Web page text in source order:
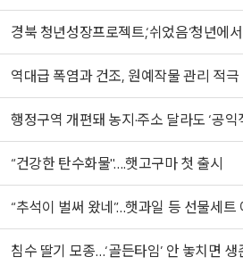
경북 청년성장프로젝트,‘쉬었음’청년에
역대급 폭염과 건조, 원예작물 관리 적
행정구역 개편돼 농지·주소 달라도 ‘공익
“건강한 탄수화물"….햇고구마 첫 출시
“추석이 벌써 왔네”…햇과일 등 선물세트
침수 딸기 모종…‘골든타임’ 안 놓치면